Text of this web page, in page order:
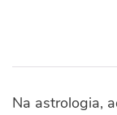
Na astrologia,